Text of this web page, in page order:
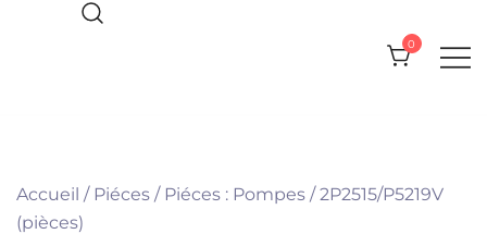
0
Accueil / Piéces / Piéces : Pompes /2P2515/P5219V
(pièces)